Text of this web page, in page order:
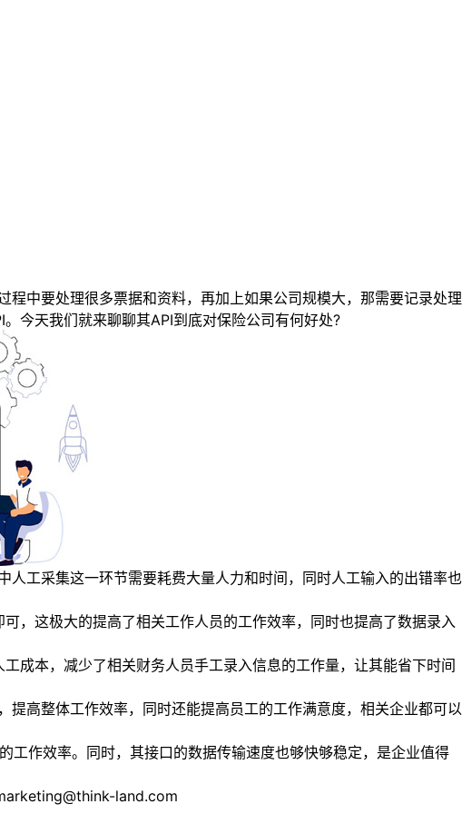
中要处理很多票据和资料，再加上如果公司规模大，那需要记录处理
今天我们就来聊聊其API到底对保险公司有何好处?
工采集这一环节需要耗费大量人力和时间，同时人工输入的出错率也
这极大的提高了相关工作人员的工作效率，同时也提高了数据录入
本，减少了相关财务人员手工录入信息的工作量，让其能省下时间
高整体工作效率，同时还能提高员工的工作满意度，相关企业都可以
作效率。同时，其接口的数据传输速度也够快够稳定，是企业值得
land.com